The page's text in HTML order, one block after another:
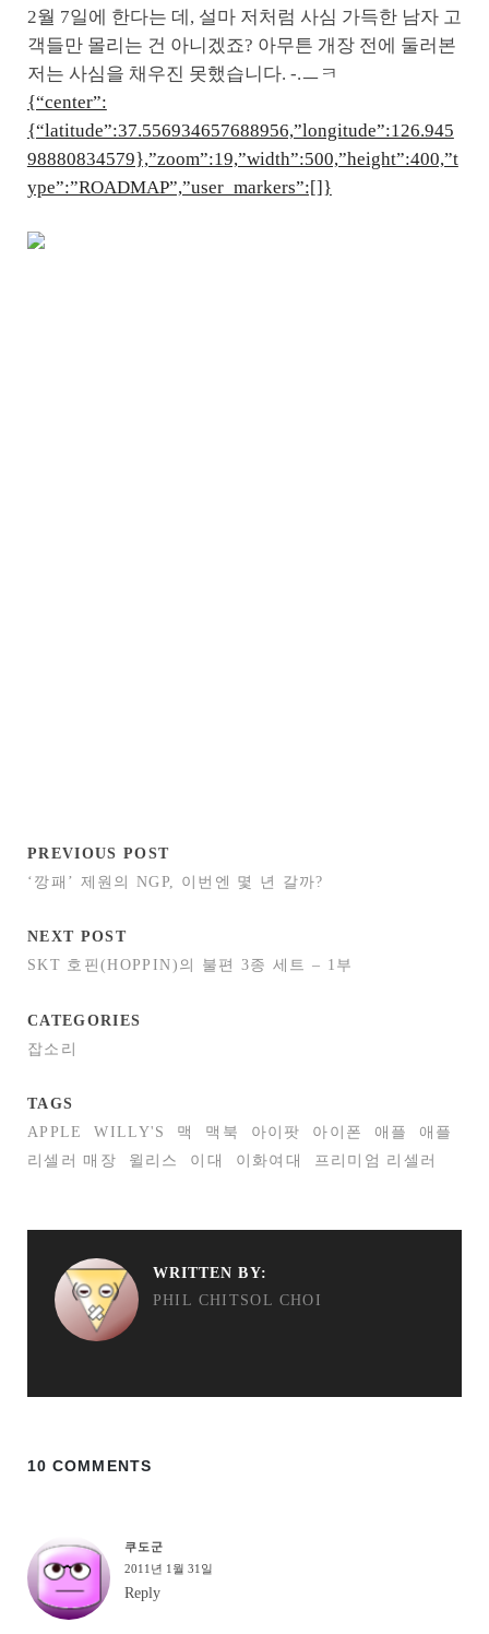
2월 7일에 한다는 데, 설마 저처럼 사심 가득한 남자 고
객들만 몰리는 건 아니겠죠? 아무튼 개장 전에 둘러본
저는 사심을 채우진 못했습니다. -.ㅡㅋ
{“center”:
{“latitude”:37.556934657688956,”longitude”:126.945
98880834579},”zoom”:19,”width”:500,”height”:400,”t
ype”:”ROADMAP”,”user_markers”:[]}
PREVIOUS POST
‘깡패’ 제원의 NGP, 이번엔 몇 년 갈까?
NEXT POST
SKT 호핀(HOPPIN)의 불편 3종 세트 – 1부
CATEGORIES
잡소리
TAGS
APPLE
WILLY'S 맥 맥북 아이팟 아이폰 애플
애플
리셀러 매장
윌리스 이대 이화여대 프리미엄 리셀러
WRITTEN BY:
PHIL CHITSOL CHOI
10 COMMENTS
쿠도군
2011년 1월 31일
Reply